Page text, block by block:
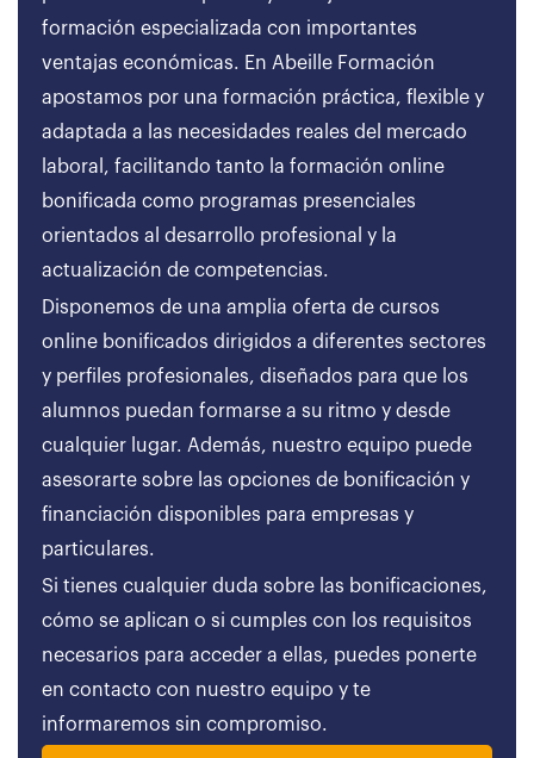
formación especializada con importantes
ventajas económicas. En Abeille Formación
apostamos por una formación práctica, flexible y
adaptada a las necesidades reales del mercado
laboral, facilitando tanto la formación online
bonificada como programas presenciales
orientados al desarrollo profesional y la
actualización de competencias.
Disponemos de una amplia oferta de cursos
online bonificados dirigidos a diferentes sectores
y perfiles profesionales, diseñados para que los
alumnos puedan formarse a su ritmo y desde
cualquier lugar. Además, nuestro equipo puede
asesorarte sobre las opciones de bonificación y
financiación disponibles para empresas y
particulares.
Si tienes cualquier duda sobre las bonificaciones,
cómo se aplican o si cumples con los requisitos
necesarios para acceder a ellas, puedes ponerte
en contacto con nuestro equipo y te
informaremos sin compromiso.